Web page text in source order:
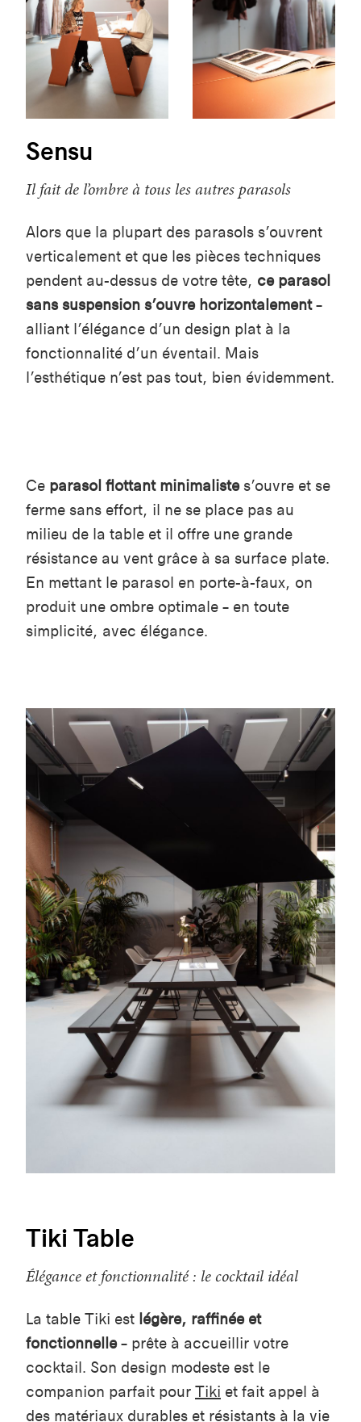
Sensu
Il fait de l’ombre à tous les autres parasols
Alors que la plupart des parasols s’ouvrent
verticalement et que les pièces techniques
pendent au-dessus de votre tête, ce parasol
sans suspension s’ouvre horizontalement–
alliant l’élégance d’un design plat à la
fonctionnalité d’un éventail. Mais
l’esthétique n’est pas tout, bien évidemment.
Ce parasol flottant minimalistes’ouvre et se
ferme sans effort, il ne se place pas au
milieu de la table et il offre une grande
résistance au vent grâce à sa surface plate.
En mettant le parasol en porte-à-faux, on
produit une ombre optimale – en toute
simplicité, avec élégance.
Tiki Table
Élégance et fonctionnalité : le cocktail idéal
La table Tiki est légère, raffinée et
fonctionnelle– prête à accueillir votre
cocktail. Son design modeste est le
companion parfait pour Tiki et fait appel à
des matériaux durables et résistants à la vie